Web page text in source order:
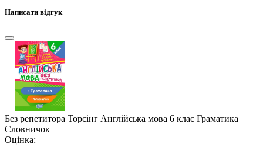
Написати відгук
Без репетитора Торсінг Англійська мова 6 клас Граматика
Словничок
Оцінка: